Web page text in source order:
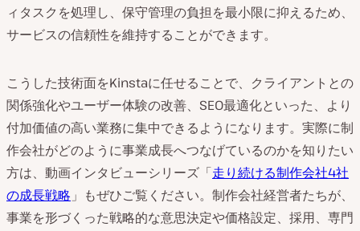
ィタスクを処理し、保守管理の負担を最小限に抑えるため、
サービスの信頼性を維持することができます。
こうした技術面をKinstaに任せることで、クライアントとの
関係強化やユーザー体験の改善、SEO最適化といった、より
付加価値の高い業務に集中できるようになります。実際に制
作会社がどのように事業成長へつなげているのかを知りたい
方は、動画インタビューシリーズ「走り続ける制作会社4社
の成長戦略 」もぜひご覧ください。制作会社経営者たちが、
事業を形づくった戦略的な意思決定や価格設定、採用、専門